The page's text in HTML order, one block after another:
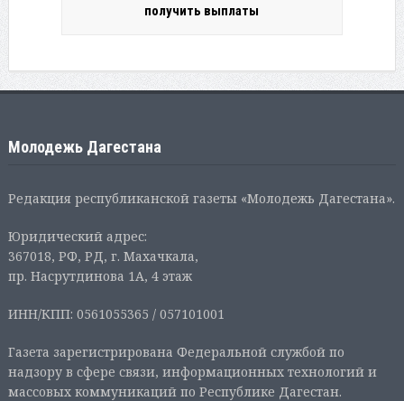
получить выплаты
Молодежь Дагестана
Редакция республиканской газеты «Молодежь Дагестана».
Юридический адрес:
367018, РФ, РД, г. Махачкала,
пр. Насрутдинова 1А, 4 этаж
ИНН/КПП: 0561055365 / 057101001
Газета зарегистрирована Федеральной службой по
надзору в сфере связи, информационных технологий и
массовых коммуникаций по Республике Дагестан.